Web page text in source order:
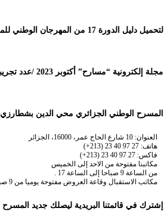
لتحميل دليل الدورة 17 من المهرجان الوطني للمسرح المحترف
مجلة إلكترونية “مسارح” أكتوبر 2023 /عدد تجريبي
المسرح الوطني الجزائري محي الدين بشطارزي
العنوان: 10 شارع الحاج عمر، 16000، الجزائر
هاتف: 27 97 40 23 (213+)
فاكس: 27 97 40 23 (213+)
مكاتبنا مفتوحة من الاحد إلى الخميس
من الساعة 9 صباحا إلى الساعة 17 .
مكاتب الاستقبال وقاعة العروض مفتوحة يوميا من 9 صباحا إلى غاية نهاية العروض.
إشترك في قائمتنا البريدية ليصلك جديد المسرح